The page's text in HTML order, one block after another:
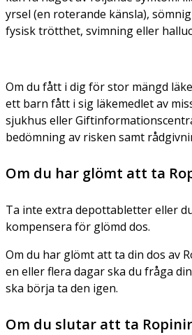
yrsel (en roterande känsla),
fysisk trötthet, svimning eller
Om du fått i dig för stor mängd
ett barn fått i sig läkemedlet av
sjukhus eller
bedömning av risken samt
Om du har glömt att ta
Ta inte extra depottabletter eller
kompensera för glömd dos.
Om du har glömt att ta din dos av
en eller flera dagar ska du fråga
ska börja ta den igen.
Om du slutar att ta